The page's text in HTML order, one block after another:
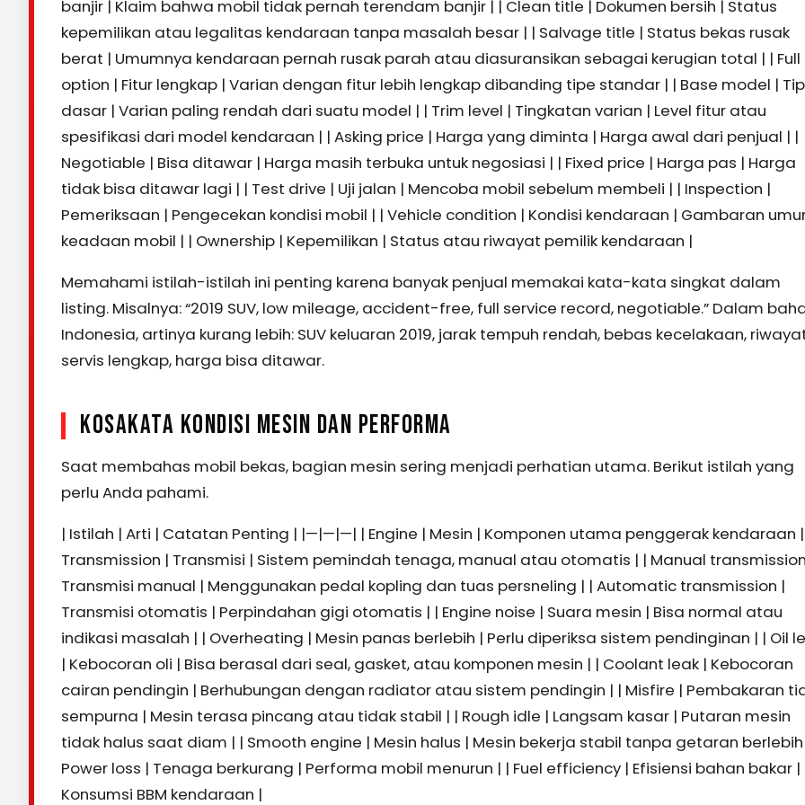
banjir | Klaim bahwa mobil tidak pernah terendam banjir | | Clean title | Dokumen bersih | Status
kepemilikan atau legalitas kendaraan tanpa masalah besar | | Salvage title | Status bekas rusak
berat | Umumnya kendaraan pernah rusak parah atau diasuransikan sebagai kerugian total | | Full
option | Fitur lengkap | Varian dengan fitur lebih lengkap dibanding tipe standar | | Base model |
dasar | Varian paling rendah dari suatu model | | Trim level | Tingkatan varian | Level fitur atau
spesifikasi dari model kendaraan | | Asking price | Harga yang diminta | Harga awal dari penjual | |
Negotiable | Bisa ditawar | Harga masih terbuka untuk negosiasi | | Fixed price | Harga pas | Harga
tidak bisa ditawar lagi | | Test drive | Uji jalan | Mencoba mobil sebelum membeli | | Inspection |
Pemeriksaan | Pengecekan kondisi mobil | | Vehicle condition | Kondisi kendaraan | Gambaran
keadaan mobil | | Ownership | Kepemilikan | Status atau riwayat pemilik kendaraan |
Memahami istilah-istilah ini penting karena banyak penjual memakai kata-kata singkat dalam
listing. Misalnya: “2019 SUV, low mileage, accident-free, full service record, negotiable.” Dalam
Indonesia, artinya kurang lebih: SUV keluaran 2019, jarak tempuh rendah, bebas kecelakaan,
servis lengkap, harga bisa ditawar.
KOSAKATA KONDISI MESIN DAN PERFORMA
Saat membahas mobil bekas, bagian mesin sering menjadi perhatian utama. Berikut istilah yang
perlu Anda pahami.
| Istilah | Arti | Catatan Penting | |—|—|—| | Engine | Mesin | Komponen utama penggerak kendaraan
Transmission | Transmisi | Sistem pemindah tenaga, manual atau otomatis | | Manual
Transmisi manual | Menggunakan pedal kopling dan tuas persneling | | Automatic transmission |
Transmisi otomatis | Perpindahan gigi otomatis | | Engine noise | Suara mesin | Bisa normal atau
indikasi masalah | | Overheating | Mesin panas berlebih | Perlu diperiksa sistem pendinginan | | Oil
| Kebocoran oli | Bisa berasal dari seal, gasket, atau komponen mesin | | Coolant leak | Kebocoran
cairan pendingin | Berhubungan dengan radiator atau sistem pendingin | | Misfire | Pembakaran
sempurna | Mesin terasa pincang atau tidak stabil | | Rough idle | Langsam kasar | Putaran mesin
tidak halus saat diam | | Smooth engine | Mesin halus | Mesin bekerja stabil tanpa getaran berlebih
Power loss | Tenaga berkurang | Performa mobil menurun | | Fuel efficiency | Efisiensi bahan bakar |
Konsumsi BBM kendaraan |